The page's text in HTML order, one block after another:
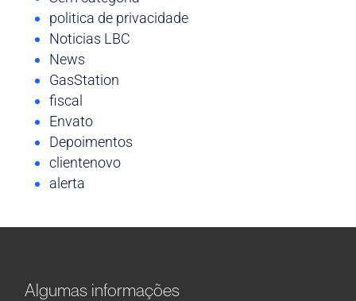
politica de privacidade
Noticias LBC
News
GasStation
fiscal
Envato
Depoimentos
clientenovo
alerta
Algumas informações